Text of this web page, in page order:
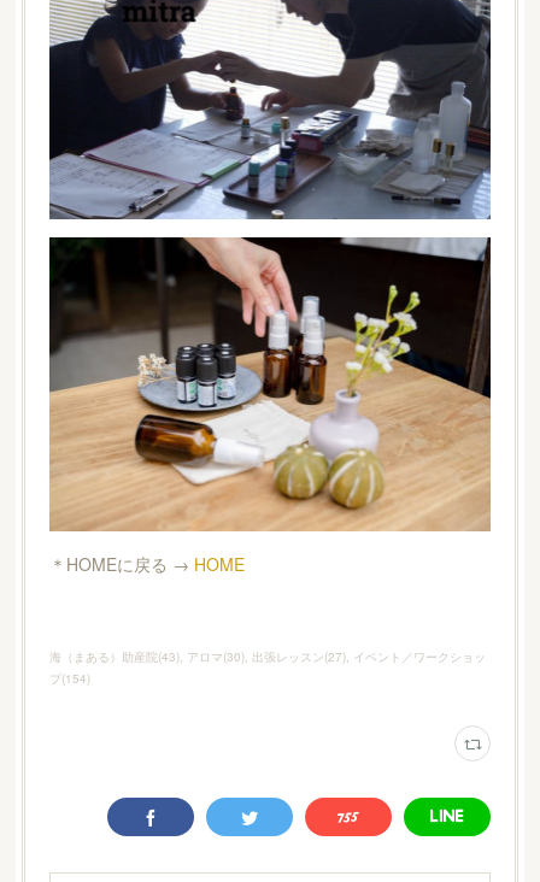
＊HOMEに戻る → HOME
海（まある）助産院(43) アロマ(30) 出張レッスン(27) イベント／ワークショッ
プ(154)